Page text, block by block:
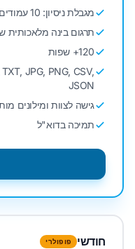
מגבלת ניסיון: 10 עמודים או 3,000 מילים
תרגום בינה מלאכותית של 0.005 דולר
120+ שפות
JPG, PNG, CSV,
JSON
גישה לצוות ומילונים
תמיכה בדוא"ל
חודשי פופולרי